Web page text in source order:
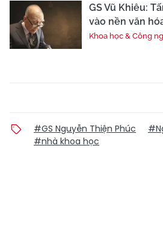
GS Vũ Khiêu:
vào nền văn
Khoa học & Công
#GS Nguyễn Thiện Phúc
#nhà khoa học